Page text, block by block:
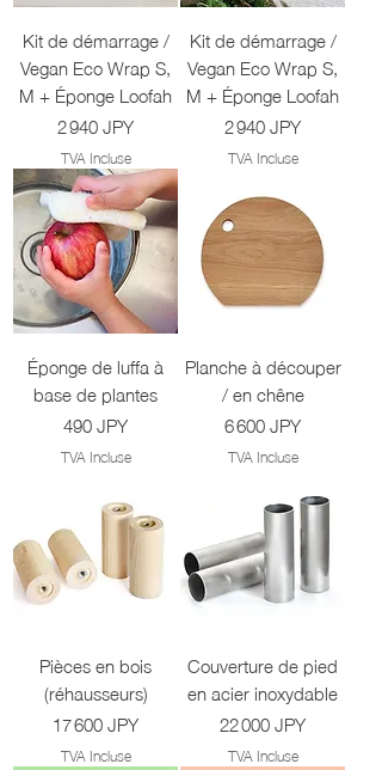
Kit de démarrage /
Vegan Eco Wrap S,
M + Éponge Loofah
Prix
2 940 JPY
TVA Incluse
Kit de démarrage /
Vegan Eco Wrap S,
M + Éponge Loofah
Prix
2 940 JPY
TVA Incluse
Éponge de luffa à
base de plantes
Prix
490 JPY
TVA Incluse
Planche à découper
/ en chêne
Prix
6 600 JPY
TVA Incluse
Pièces en bois
(réhausseurs)
Prix
17 600 JPY
TVA Incluse
Couverture de pied
en acier inoxydable
Prix
22 000 JPY
TVA Incluse